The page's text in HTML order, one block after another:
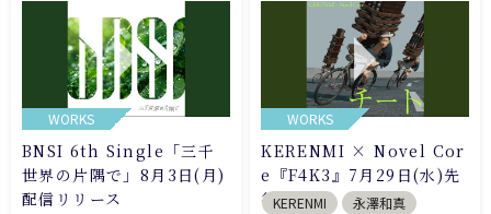
WORKS
BNSI 6th Single「三千
世界の片隅で」8月3日(月)
配信リリース
WORKS
KERENMI × Novel Cor
e『F4K3』7月29日(水)先
行配信
KERENMI
永澤和真